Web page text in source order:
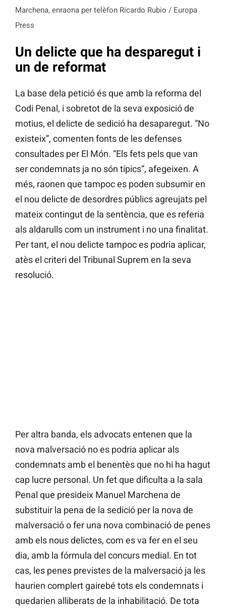
Marchena, enraona per telèfon Ricardo Rubio / Europa
Press
Un delicte que ha desparegut i
un de reformat
La base dela petició és que amb la reforma del
Codi Penal, i sobretot de la seva exposició de
motius, el delicte de sedició ha desaparegut. “No
existeix”, comenten fonts de les defenses
consultades per El Món. “Els fets pels que van
ser condemnats ja no són típics”, afegeixen. A
més, raonen que tampoc es poden subsumir en
el nou delicte de desordres públics agreujats pel
mateix contingut de la sentència, que es referia
als aldarulls com un instrument i no una finalitat.
Per tant, el nou delicte tampoc es podria aplicar,
atès el criteri del Tribunal Suprem en la seva
resolució.
Per altra banda, els advocats entenen que la
nova malversació no es podria aplicar als
condemnats amb el benentès que no hi ha hagut
cap lucre personal. Un fet que dificulta a la sala
Penal que presideix Manuel Marchena de
substituir la pena de la sedició per la nova de
malversació o fer una nova combinació de penes
amb els nous delictes, com es va fer en el seu
dia, amb la fórmula del concurs medial. En tot
cas, les penes previstes de la malversació ja les
haurien complert gairebé tots els condemnats i
quedarien alliberats de la inhabilitació. De tota